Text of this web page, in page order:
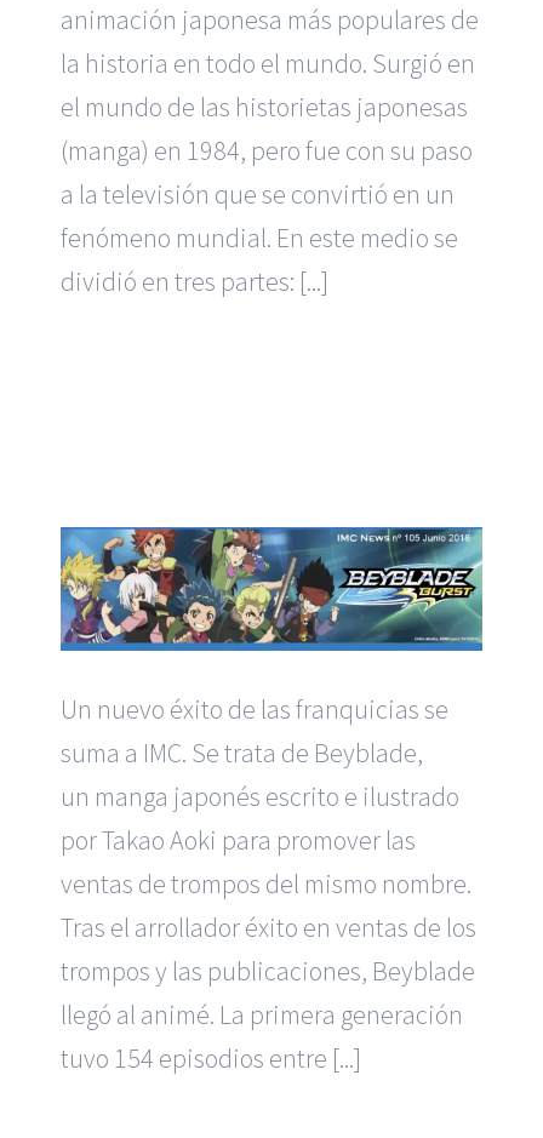
animación japonesa más populares de
la historia en todo el mundo. Surgió en
el mundo de las historietas japonesas
(manga) en 1984, pero fue con su paso
a la televisión que se convirtió en un
fenómeno mundial. En este medio se
dividió en tres partes: [...]
Un nuevo éxito de las franquicias se
suma a IMC. Se trata de Beyblade,
un manga japonés escrito e ilustrado
por Takao Aoki para promover las
ventas de trompos del mismo nombre.
Tras el arrollador éxito en ventas de los
trompos y las publicaciones, Beyblade
llegó al animé. La primera generación
tuvo 154 episodios entre [...]